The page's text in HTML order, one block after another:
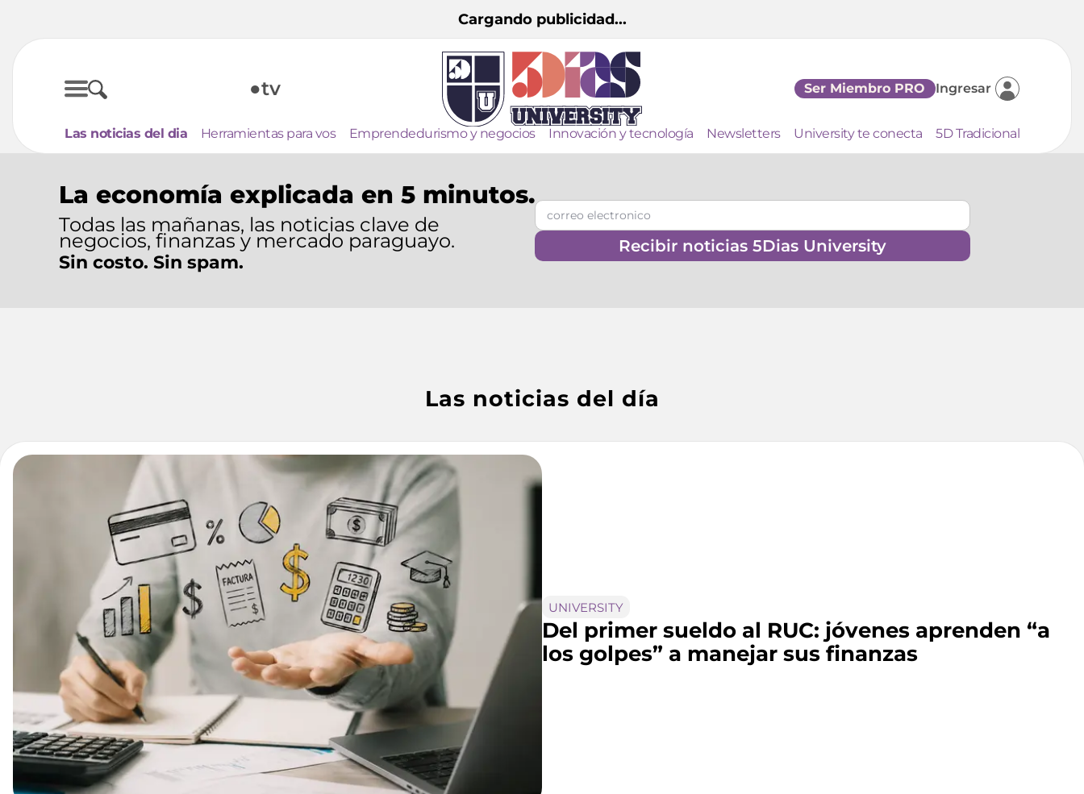
Cargando publicidad...
●tv Ser Miembro PRO Ingresar
Las noticias del dia Herramientas para vos Emprendedurismo y negocios Innovación y tecnología Newsletters University te conecta 5D Tradicional
La economía explicada en 5 minutos.
Todas las mañanas, las noticias clave de
negocios, finanzas y mercado paraguayo.
Sin costo. Sin spam.
Recibir noticias 5Dias University
Las noticias del día
UNIVERSITY
Del primer sueldo al RUC: jóvenes aprenden “a
los golpes” a manejar sus finanzas